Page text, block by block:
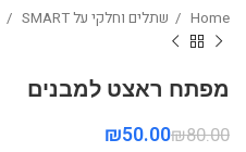
Home שתלים וחלקי על SMART
מפתח ראצט למבנים
₪80.00
₪50.00